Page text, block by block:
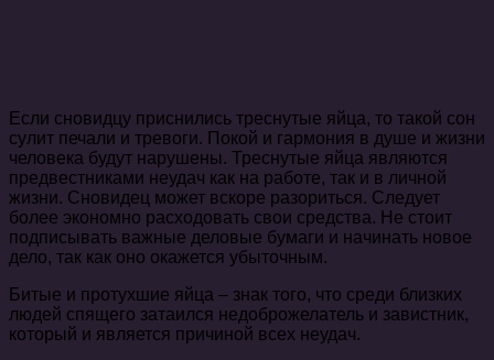
Если сновидцу приснились треснутые яйца, то такой сон
сулит печали и тревоги. Покой и гармония в душе и жизни
человека будут нарушены. Треснутые яйца являются
предвестниками неудач как на работе, так и в личной
жизни. Сновидец может вскоре разориться. Следует
более экономно расходовать свои средства. Не стоит
подписывать важные деловые бумаги и начинать новое
дело, так как оно окажется убыточным.
Битые и протухшие яйца – знак того, что среди близких
людей спящего затаился недоброжелатель и завистник,
который и является причиной всех неудач.